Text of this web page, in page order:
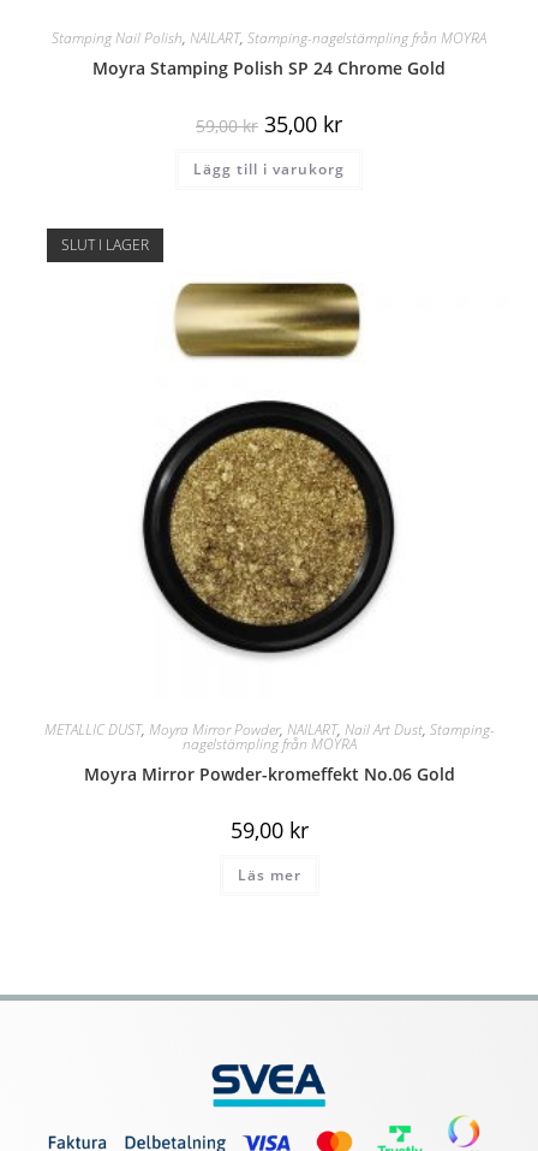
Stamping Nail Polish, NAILART, Stamping-nagelstämpling från MOYRA
Moyra Stamping Polish SP 24 Chrome Gold
59,00kr 35,00 kr
Lägg till i varukorg
SLUT I LAGER
METALLIC DUST, Moyra Mirror Powder, NAILART, Nail Art Dust, Stamping-
nagelstämpling från MOYRA
Moyra Mirror Powder-kromeffekt No.06 Gold
59,00 kr
Läs mer